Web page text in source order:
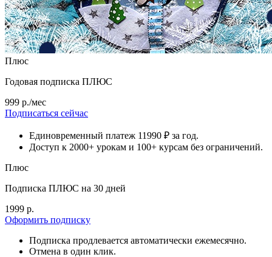
Плюс
Годовая подписка ПЛЮС
999 р./мес
Подписаться сейчас
Единовременный платеж 11990 ₽ за год.
Доступ к 2000+ урокам и 100+ курсам без ограничений.
Плюс
Подписка ПЛЮС на 30 дней
1999 р.
Оформить подписку
Подписка продлевается автоматически ежемесячно.
Отмена в один клик.